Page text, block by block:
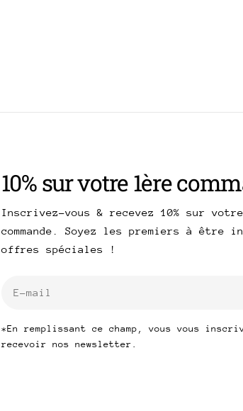
10% sur votre 1ère
Inscrivez-vous & recevez 10% sur
commande. Soyez les premiers à être
offres spéciales !
*En remplissant ce champ, vous vous
recevoir nos newsletter.